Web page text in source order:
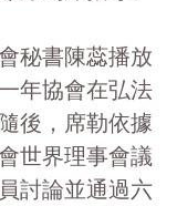
秘書陳蕊播放
年協會在弘法
後，席勒依據
世界理事會議
討論並通過六